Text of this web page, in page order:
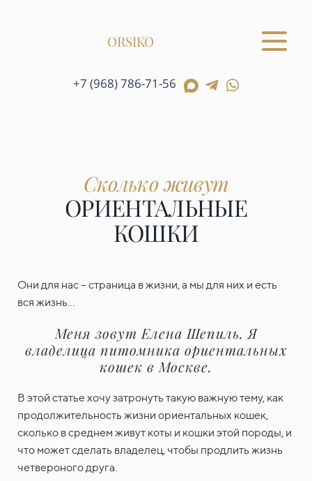
ORSIKO
+7 (968) 786-71-56
Сколько живут
ОРИЕНТАЛЬНЫЕ
КОШКИ
Они для нас – страница в жизни, а мы для них и есть
вся жизнь…
Меня зовут Елена Шепиль. Я
владелица питомника ориентальных
кошек в Москве.
В этой статье хочу затронуть такую важную тему, как
продолжительность жизни ориентальных кошек,
сколько в среднем живут коты и кошки этой породы, и
что может сделать владелец, чтобы продлить жизнь
четвероного друга.